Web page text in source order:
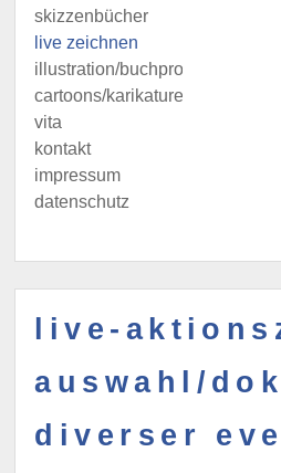
skizzenbücher
live zeichnen
illustration/buchprojekte
cartoons/karikaturen
vita
kontakt
impressum
datenschutz
live-
auswahl/
diverser